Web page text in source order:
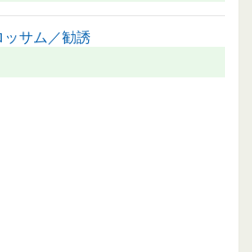
サム／勧誘